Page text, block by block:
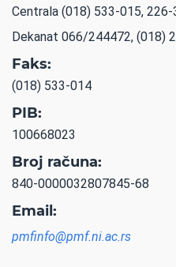
Centrala (018) 533-015,
Dekanat 066/244472, (018)
Faks:
(018) 533-014
PIB:
100668023
Broj računa:
840-0000032807845-68
Email:
pmfinfo@pmf.ni.ac.rs